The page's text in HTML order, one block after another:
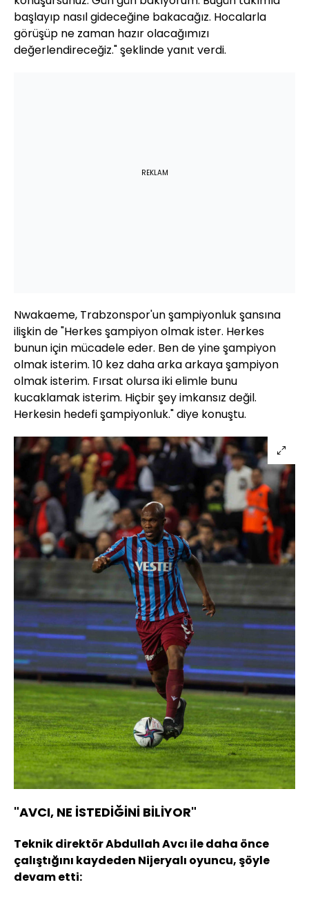
başlayıp nasıl gideceğine bakacağız. Hocalarla
görüşüp ne zaman hazır olacağımızı
değerlendireceğiz." şeklinde yanıt verdi.
REKLAM
Nwakaeme, Trabzonspor'un şampiyonluk şansına
ilişkin de "Herkes şampiyon olmak ister. Herkes
bunun için mücadele eder. Ben de yine şampiyon
olmak isterim. 10 kez daha arka arkaya şampiyon
olmak isterim. Fırsat olursa iki elimle bunu
kucaklamak isterim. Hiçbir şey imkansız değil.
Herkesin hedefi şampiyonluk." diye konuştu.
"AVCI, NE İSTEDİĞİNİ BİLİYOR"
Teknik direktör Abdullah Avcı ile daha önce
çalıştığını kaydeden Nijeryalı oyuncu, şöyle
devam etti: